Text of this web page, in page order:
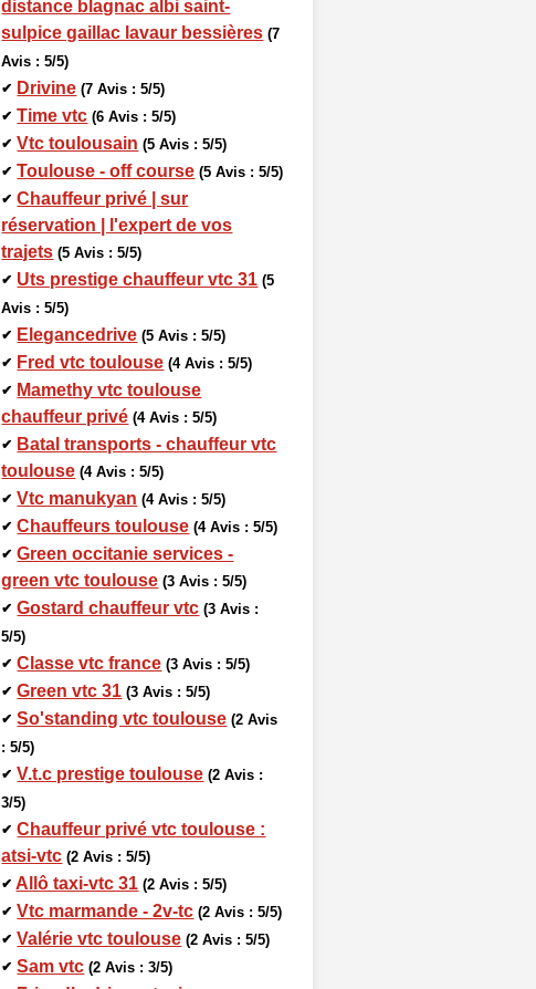
distance blagnac albi saint-
sulpice gaillac lavaur bessières (7
Avis : 5/5)
✔ Drivine (7 Avis : 5/5)
✔ Time vtc (6 Avis : 5/5)
✔ Vtc toulousain (5 Avis : 5/5)
✔ Toulouse - off course (5 Avis : 5/5)
✔ Chauffeur privé | sur
réservation | l'expert de vos
trajets (5 Avis : 5/5)
✔ Uts prestige chauffeur vtc 31 (5
Avis : 5/5)
✔ Elegancedrive (5 Avis : 5/5)
✔ Fred vtc toulouse (4 Avis : 5/5)
✔ Mamethy vtc toulouse
chauffeur privé (4 Avis : 5/5)
✔ Batal transports - chauffeur vtc
toulouse (4 Avis : 5/5)
✔ Vtc manukyan (4 Avis : 5/5)
✔ Chauffeurs toulouse (4 Avis : 5/5)
✔ Green occitanie services -
green vtc toulouse (3 Avis : 5/5)
✔ Gostard chauffeur vtc (3 Avis :
5/5)
✔ Classe vtc france (3 Avis : 5/5)
✔ Green vtc 31 (3 Avis : 5/5)
✔ So'standing vtc toulouse (2 Avis
: 5/5)
✔ V.t.c prestige toulouse (2 Avis :
3/5)
✔ Chauffeur privé vtc toulouse :
atsi-vtc (2 Avis : 5/5)
✔ Allô taxi-vtc 31 (2 Avis : 5/5)
✔ Vtc marmande - 2v-tc (2 Avis : 5/5)
✔ Valérie vtc toulouse (2 Avis : 5/5)
✔ Sam vtc (2 Avis : 3/5)